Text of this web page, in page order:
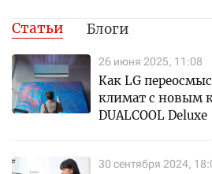
Статьи Блоги
26 июня 2025, 11:08
Как LG
климат с новым
DUALCOOL Deluxe
30 сентября 2024,